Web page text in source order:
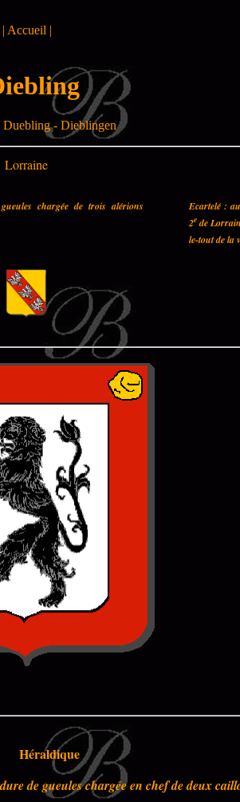
| Accueil |
Duebling - Dieblingen
Lorraine
chargée de trois alérions
Ecartelé :
2ede
le-tout de la
Héraldique
de gueules chargée en chef de deux